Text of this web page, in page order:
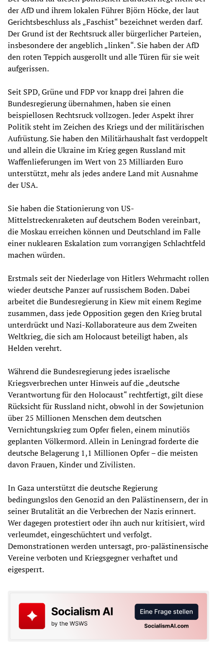
der AfD und ihrem lokalen Führer Björn Höcke, der laut
Gerichtsbeschluss als „Faschist“ bezeichnet werden darf.
Der Grund ist der Rechtsruck aller bürgerlicher Parteien,
insbesondere der angeblich „linken“. Sie haben der AfD
den roten Teppich ausgerollt und alle Türen für sie weit
aufgerissen.
Seit SPD, Grüne und FDP vor knapp drei Jahren die
Bundesregierung übernahmen, haben sie einen
beispiellosen Rechtsruck vollzogen. Jeder Aspekt ihrer
Politik steht im Zeichen des Kriegs und der militärischen
Aufrüstung. Sie haben den Militärhaushalt fast verdoppelt
und allein die Ukraine im Krieg gegen Russland mit
Waffenlieferungen im Wert von 23 Milliarden Euro
unterstützt, mehr als jedes andere Land mit Ausnahme
der USA.
Sie haben die Stationierung von US-
Mittelstreckenraketen auf deutschem Boden vereinbart,
die Moskau erreichen können und Deutschland im Falle
einer nuklearen Eskalation zum vorrangigen Schlachtfeld
machen würden.
Erstmals seit der Niederlage von Hitlers Wehrmacht rollen
wieder deutsche Panzer auf russischem Boden. Dabei
arbeitet die Bundesregierung in Kiew mit einem Regime
zusammen, dass jede Opposition gegen den Krieg brutal
unterdrückt und Nazi-Kollaborateure aus dem Zweiten
Weltkrieg, die sich am Holocaust beteiligt haben, als
Helden verehrt.
Während die Bundesregierung jedes israelische
Kriegsverbrechen unter Hinweis auf die „deutsche
Verantwortung für den Holocaust“ rechtfertigt, gilt diese
Rücksicht für Russland nicht, obwohl in der Sowjetunion
über 25 Millionen Menschen dem deutschen
Vernichtungskrieg zum Opfer fielen, einem minutiös
geplanten Völkermord. Allein in Leningrad forderte die
deutsche Belagerung 1,1 Millionen Opfer – die meisten
davon Frauen, Kinder und Zivilisten.
In Gaza unterstützt die deutsche Regierung
bedingungslos den Genozid an den Palästinensern, der in
seiner Brutalität an die Verbrechen der Nazis erinnert.
Wer dagegen protestiert oder ihn auch nur kritisiert, wird
verleumdet, eingeschüchtert und verfolgt.
Demonstrationen werden untersagt, pro-palästinensische
Vereine verboten und Kriegsgegner verhaftet und
eigesperrt.